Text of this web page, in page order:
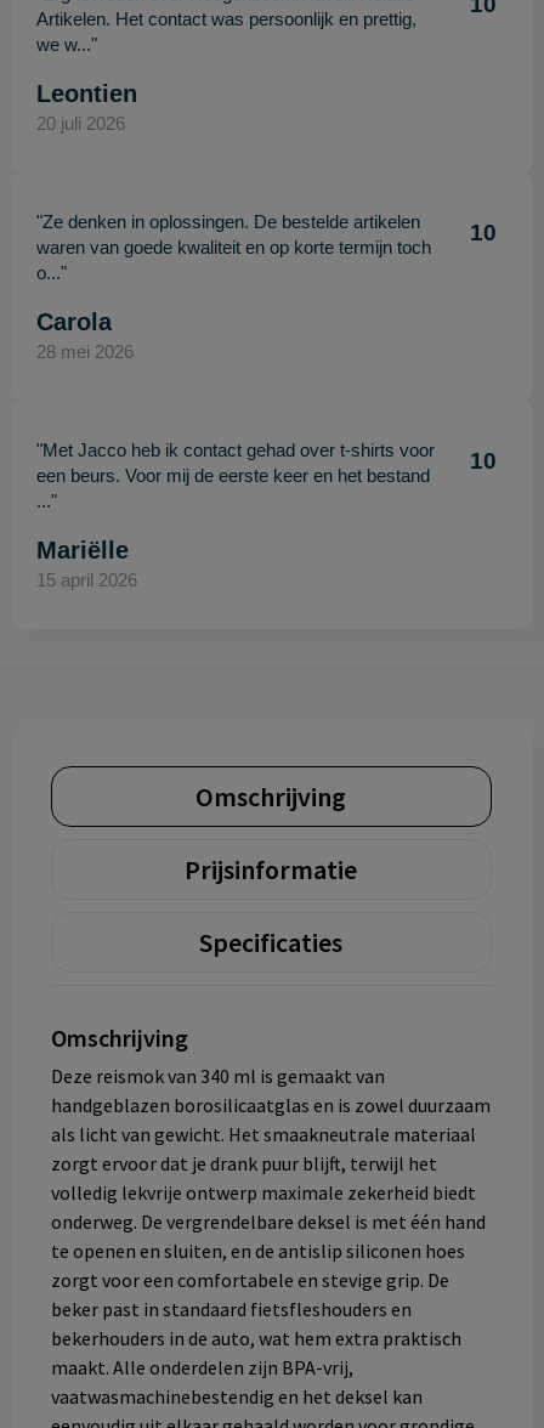
Artikelen. Het contact was persoonlijk en prettig,
we w..."
Leontien
20 juli 2026
"Ze denken in oplossingen. De bestelde artikelen
waren van goede kwaliteit en op korte termijn toch
o..."
10
Carola
28 mei 2026
"Met Jacco heb ik contact gehad over t-shirts voor
een beurs. Voor mij de eerste keer en het bestand
..."
10
Mariëlle
15 april 2026
Omschrijving
Prijsinformatie
Specificaties
Omschrijving
Deze reismok van 340 ml is gemaakt van
handgeblazen borosilicaatglas en is zowel duurzaam
als licht van gewicht. Het smaakneutrale materiaal
zorgt ervoor dat je drank puur blijft, terwijl het
volledig lekvrije ontwerp maximale zekerheid biedt
onderweg. De vergrendelbare deksel is met één hand
te openen en sluiten, en de antislip siliconen hoes
zorgt voor een comfortabele en stevige grip. De
beker past in standaard fietsfleshouders en
bekerhouders in de auto, wat hem extra praktisch
maakt. Alle onderdelen zijn BPA-vrij,
vaatwasmachinebestendig en het deksel kan